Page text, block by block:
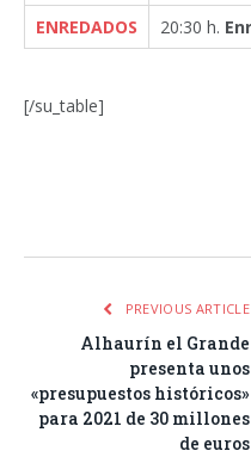
ENREDADOS
20:30 h.
[/su_table]
PREVIOUS ARTICLE
Alhaurín el Grande
presenta unos
«presupuestos históricos»
para 2021 de 30 millones
de euros